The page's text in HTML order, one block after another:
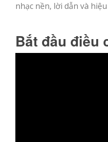
nhạc nền, lời dẫn và
Bắt đầu điều